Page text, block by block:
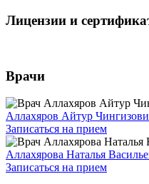
Лицензии и
Врачи
Аллахяров Айтур
Записаться на прием
Аллахярова Наталья
Записаться на прием